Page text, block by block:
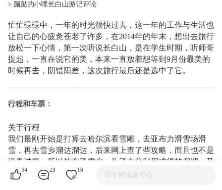
> 蹦跶的小哩长白山游记评论
忙忙碌碌中，一年的时光很快过去，这一年的工作与生活也
让自己的心疲惫苍老了许多，在2014年的年末，想出去旅行
放松一下心情，第一次听说长白山，是在学生时期，听师哥
提起，一直在说它的美，本来一直放着想等到9月份最美的
时候再去，阴错阳差，这次旅行最后还是选中了它。
行程和车票：
关于行程
我们最刚开始是打算去哈尔滨看雪雕，去亚布力滑雪场滑
雪，再去雪乡溜达溜达，后来网上查了些攻略，而且也不是
没看过雪，所以放弃了雪乡，为了充分利用难得的假期，又
寻觅了北极村和长白山，北极村适合夏天去看北极光，长白
34 23 16
写个评论走个心